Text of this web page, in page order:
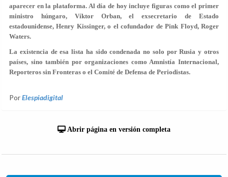
aparecer en la plataforma. Al día de hoy incluye figuras como el primer
ministro húngaro, Víktor Orban, el exsecretario de Estado
estadounidense, Henry Kissinger, o el cofundador de Pink Floyd, Roger
Waters.
La existencia de esa lista ha sido condenada no solo por Rusia y otros
países, sino también por organizaciones como Amnistía Internacional,
Reporteros sin Fronteras o el Comité de Defensa de Periodistas.
PorElespiadigital
Abrir página en versión completa